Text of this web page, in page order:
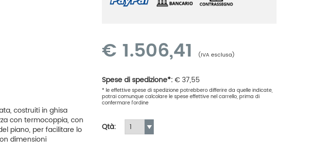
costruiti in ghisa
con termocoppia, con
piano, per facilitare lo
dimensioni
€ 1.506,41 (IVA esclusa)
Spese di spedizione*:€37,55
* le effettive spese di spedizione potrebbero differire da quelle indicate,
potrai comunque calcolare le spese effettive nel carrello, prima di
confermare l'ordine
Qtà: